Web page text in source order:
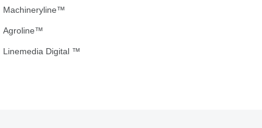
Machineryline™
Agroline™
Linemedia Digital ™